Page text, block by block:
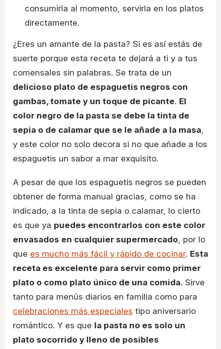
consumirla al momento, servirla en los platos
directamente.
¿Eres un amante de la pasta? Si es así estás de
suerte porque esta receta te dejará a ti y a tus
comensales sin palabras. Se trata de un
delicioso plato de espaguetis negros con
gambas, tomate y un toque de picante. El
color negro de la pasta se debe la tinta de
sepia o de calamar que se le añade a la masa,
y este color no solo decora si no que añade a los
espaguetis un sabor a mar exquisito.
A pesar de que los espaguetis negros se pueden
obtener de forma manual gracias, como se ha
indicado, a la tinta de sepia o calamar, lo cierto
es que ya puedes encontrarlos con este color
envasados en cualquier supermercado, por lo
que es mucho más fácil y rápido de cocinar. Esta
receta es excelente para servir como primer
plato o como plato único de una comida. Sirve
tanto para menús diarios en familia como para
celebraciones más especiales tipo aniversario
romántico. Y es que la pasta no es solo un
plato socorrido y lleno de posibles